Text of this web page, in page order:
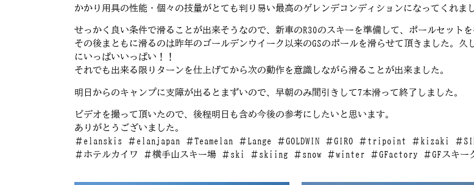
かかり用具の性能・個々の技量がとても判り易い最高のゲレンデコンディションになってくれ
せっかく良い条件で滑ることが出来そうなので、新車のR30のスキーを準備して、ポールセット
その後まともに滑るのは昨年のゴールデンウイーク以来のGSのポールを滑らせて頂きました。
にいっぱいいっぱい！！
それでも出来る限りターンを仕上げてから次の動作を意識しながら滑ることが出来ました。
明日からのキャンプに支障が出るとまずいので、早朝のみ間引きして7本滑って終了しました。
ビデオを撮って頂いたので、後程明日も含め今後の参考にしたいと思います。
ありがとうございました。
＃elanskis ＃elanjapan ＃Teamelan ＃Lange ＃GOLDWIN ＃GIRO ＃tripoint ＃kizaki ＃
＃ホテルカイワ ＃横手山スキー場 ＃ski ＃skiing ＃snow ＃winter ＃GFactory ＃GFスキー